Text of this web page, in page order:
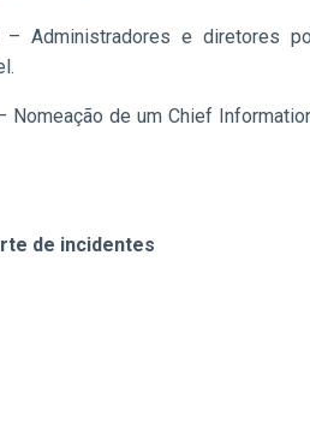
– Administradores e diretores
Nomeação de um Chief
de incidentes